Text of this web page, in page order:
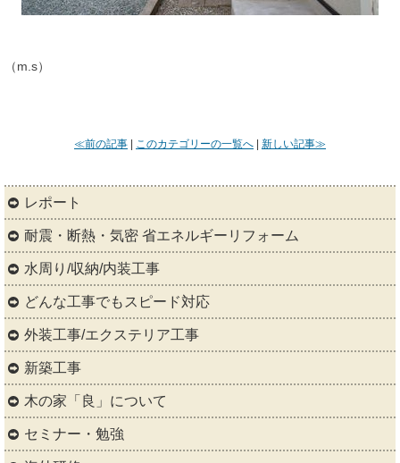
（m.s）
≪前の記事 このカテゴリーの一覧へ 新しい記事≫
レポート
耐震・断熱・気密 省エネルギーリフォーム
水周り/収納/内装工事
どんな工事でもスピード対応
外装工事/エクステリア工事
新築工事
木の家「良」について
セミナー・勉強